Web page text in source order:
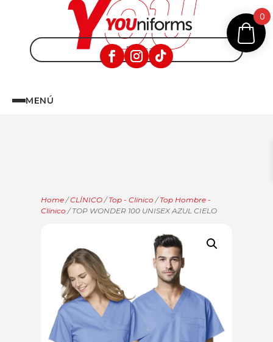
MENÚ
Home /CLÍNICO /Top - Clínico /Top Hombre -
Clínico / TOP WONDER 100 UNISEX AZUL CIELO
0